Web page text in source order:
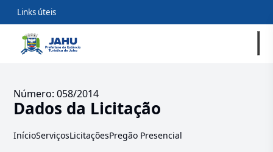
Links úteis
Número: 058/2014
Dados da Licitação
InícioServiçosLicitaçõesPregão Presencial